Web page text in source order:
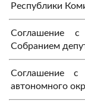
Республики
Соглашение с
Собранием
Соглашение с
автономного